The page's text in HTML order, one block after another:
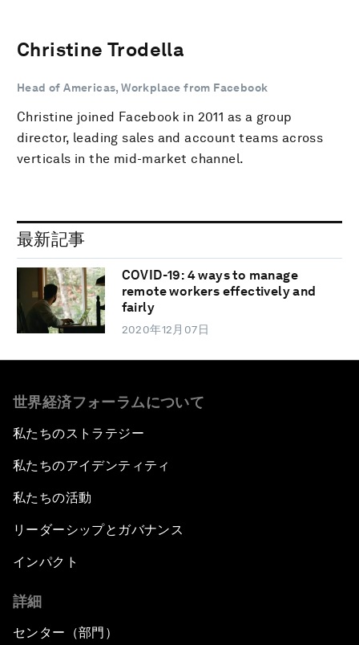
Christine Trodella
Head of Americas, Workplace from Facebook
Christine joined Facebook in 2011 as a group
director, leading sales and account teams across
verticals in the mid-market channel.
最新記事
COVID-19: 4 ways to manage
remote workers effectively and
fairly
2020年12月07日
世界経済フォーラムについて
私たちのストラテジー
私たちのアイデンティティ
私たちの活動
リーダーシップとガバナンス
インパクト
詳細
センター（部門）